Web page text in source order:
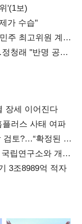
'(1보)
가 수습"
주 최고위원 계파
청래 "반명 공세
장세 이어진다
러스 사태 여파
검토?…“확정된 바
립연구소와 개발
3조8989억 적자